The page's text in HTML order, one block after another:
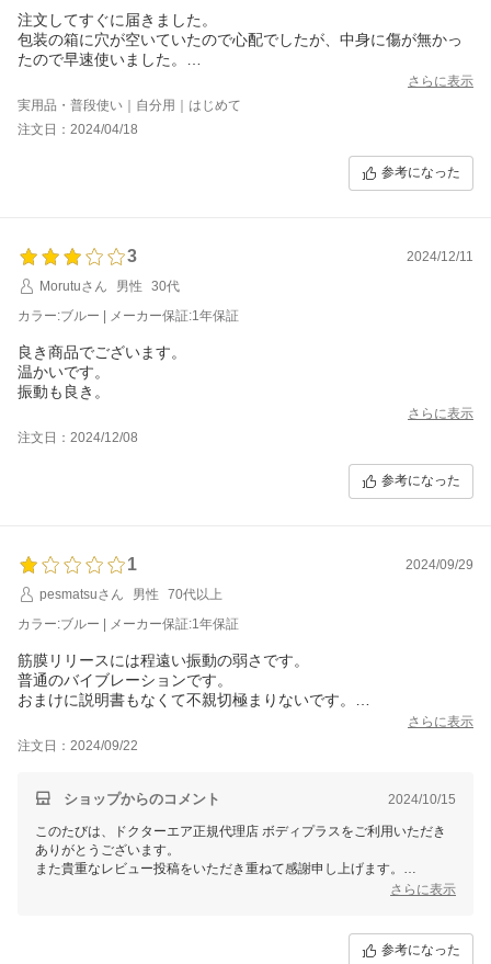
注文してすぐに届きました。
包装の箱に穴が空いていたので心配でしたが、中身に傷が無かっ
たので早速使いました。
激しい運動はしないので全身の筋肉ほぐしとヒーター機能を使っ
ていきたいと思います。
さらに表示
実用品・普段使い｜自分用｜はじめて
注文日：2024/04/18
参考になった
3
2024/12/11
Morutuさん
男性
30代
カラー:ブルー | メーカー保証:1年保証
良き商品でございます。
温かいです。
振動も良き。
さらに表示
注文日：2024/12/08
参考になった
1
2024/09/29
pesmatsuさん
男性
70代以上
カラー:ブルー | メーカー保証:1年保証
筋膜リリースには程遠い振動の弱さです。
普通のバイブレーションです。
おまけに説明書もなくて不親切極まりないです。
小さい方がパワーも強力でよかったです。
さらに表示
注文日：2024/09/22
ショップからのコメント 2024/10/15
このたびは、ドクターエア正規代理店 ボディプラスをご利用いただき
ありがとうございます。
また貴重なレビュー投稿をいただき重ねて感謝申し上げます。
お客様にはご迷惑をおかけし申し訳ございませんが、メーカー保証1年
さらに表示
参考になった